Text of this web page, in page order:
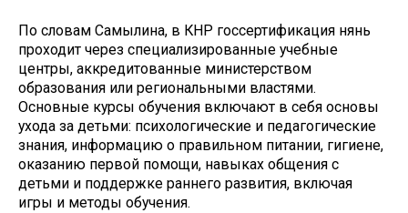
По словам Самылина, в КНР госсертификация нянь
проходит через специализированные учебные
центры, аккредитованные министерством
образования или региональными властями.
Основные курсы обучения включают в себя основы
ухода за детьми: психологические и педагогические
знания, информацию о правильном питании, гигиене,
оказанию первой помощи, навыках общения с
детьми и поддержке раннего развития, включая
игры и методы обучения.